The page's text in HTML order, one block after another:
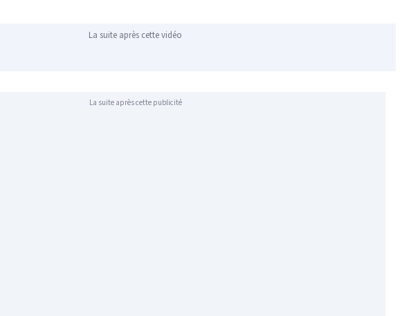
La suite après cette vidéo
La suite après cette publicité